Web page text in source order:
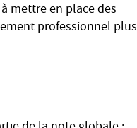
mettre en place des
professionnel plus